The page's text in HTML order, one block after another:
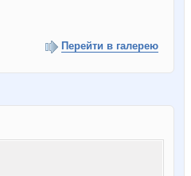
Перейти в галерею